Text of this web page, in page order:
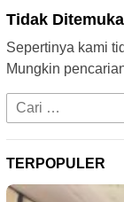
Tidak
Sepertinya kami
Mungkin
Cari
untuk:
TERPOPULER